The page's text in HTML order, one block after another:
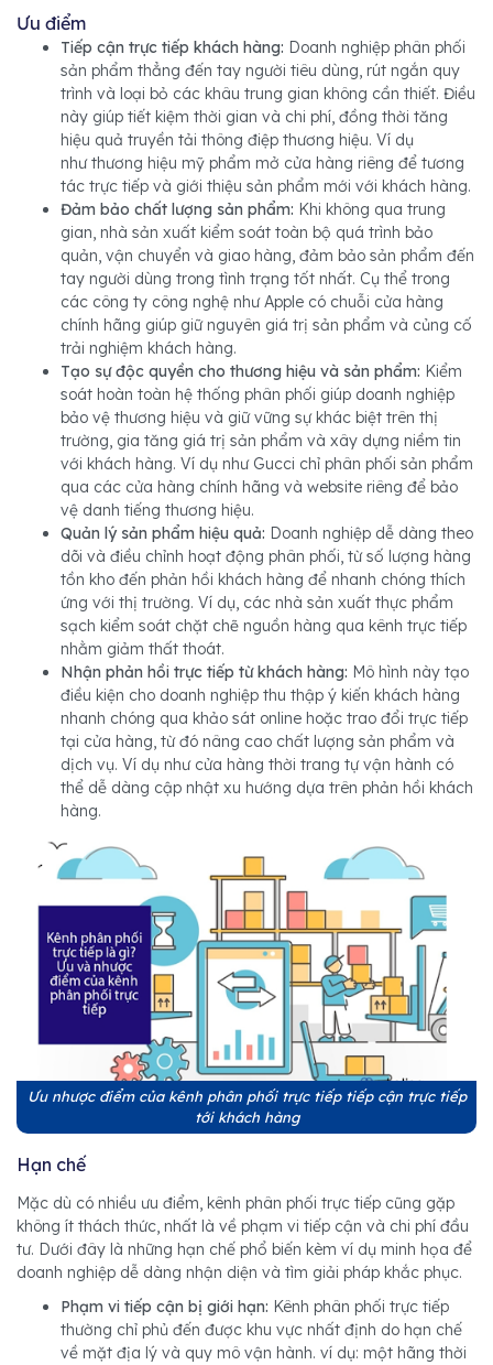
Ưu điểm
Tiếp cận trực tiếp khách hàng: Doanh nghiệp phân phối
sản phẩm thẳng đến tay người tiêu dùng, rút ngắn quy
trình và loại bỏ các khâu trung gian không cần thiết. Điều
này giúp tiết kiệm thời gian và chi phí, đồng thời tăng
hiệu quả truyền tải thông điệp thương hiệu. Ví dụ
như thương hiệu mỹ phẩm mở cửa hàng riêng để tương
tác trực tiếp và giới thiệu sản phẩm mới với khách hàng.
Đảm bảo chất lượng sản phẩm: Khi không qua trung
gian, nhà sản xuất kiểm soát toàn bộ quá trình bảo
quản, vận chuyển và giao hàng, đảm bảo sản phẩm đến
tay người dùng trong tình trạng tốt nhất. Cụ thể trong
các công ty công nghệ như Apple có chuỗi cửa hàng
chính hãng giúp giữ nguyên giá trị sản phẩm và củng cố
trải nghiệm khách hàng.
Tạo sự độc quyền cho thương hiệu và sản phẩm: Kiểm
soát hoàn toàn hệ thống phân phối giúp doanh nghiệp
bảo vệ thương hiệu và giữ vững sự khác biệt trên thị
trường, gia tăng giá trị sản phẩm và xây dựng niềm tin
với khách hàng. Ví dụ như Gucci chỉ phân phối sản phẩm
qua các cửa hàng chính hãng và website riêng để bảo
vệ danh tiếng thương hiệu.
Quản lý sản phẩm hiệu quả: Doanh nghiệp dễ dàng theo
dõi và điều chỉnh hoạt động phân phối, từ số lượng hàng
tồn kho đến phản hồi khách hàng để nhanh chóng thích
ứng với thị trường. Ví dụ, các nhà sản xuất thực phẩm
sạch kiểm soát chặt chẽ nguồn hàng qua kênh trực tiếp
nhằm giảm thất thoát.
Nhận phản hồi trực tiếp từ khách hàng: Mô hình này tạo
điều kiện cho doanh nghiệp thu thập ý kiến khách hàng
nhanh chóng qua khảo sát online hoặc trao đổi trực tiếp
tại cửa hàng, từ đó nâng cao chất lượng sản phẩm và
dịch vụ. Ví dụ như cửa hàng thời trang tự vận hành có
thể dễ dàng cập nhật xu hướng dựa trên phản hồi khách
hàng.
Ưu nhược điểm của kênh phân phối trực tiếp tiếp cận trực tiếp
tới khách hàng
Hạn chế
Mặc dù có nhiều ưu điểm, kênh phân phối trực tiếp cũng gặp
không ít thách thức, nhất là về phạm vi tiếp cận và chi phí đầu
tư. Dưới đây là những hạn chế phổ biến kèm ví dụ minh họa để
doanh nghiệp dễ dàng nhận diện và tìm giải pháp khắc phục.
Phạm vi tiếp cận bị giới hạn: Kênh phân phối trực tiếp
thường chỉ phủ đến được khu vực nhất định do hạn chế
về mặt địa lý và quy mô vận hành. ví dụ: một hãng thời